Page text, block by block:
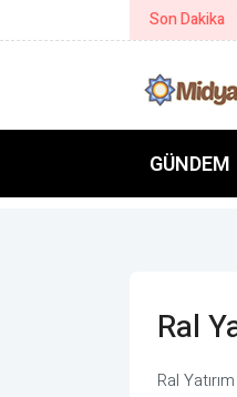
Son Dakika
GÜNDEM
Ral
Ral